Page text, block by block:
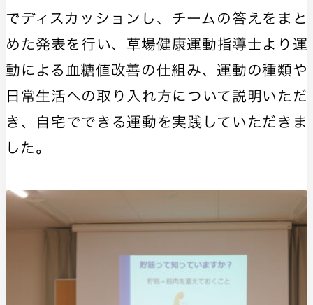
でディスカッションし、チームの答えをまと
めた発表を行い、草場健康運動指導士より運
動による血糖値改善の仕組み、運動の種類や
日常生活への取り入れ方について説明いただ
き、自宅でできる運動を実践していただきま
した。